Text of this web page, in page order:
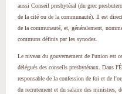
aussi Conseil presbytéral (du grec
de la cité ou de la communauté). Il est
de la communauté, et, généralement,
communs définis par les synodes.
Le niveau du gouvernement de l'union est
délégués des conseils presbytéraux. Dans
responsable de la confession de foi et de
du recrutement et du salaire des ministres,